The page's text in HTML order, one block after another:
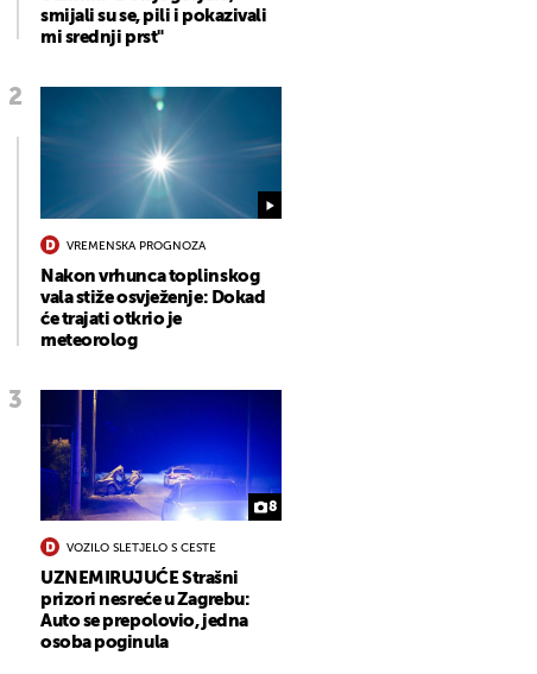
smijali su se, pili i pokazivali
mi srednji prst"
VREMENSKA PROGNOZA
Nakon vrhunca toplinskog
vala stiže osvježenje: Dokad
će trajati otkrio je
meteorolog
8
VOZILO SLETJELO S CESTE
UZNEMIRUJUĆE Strašni
prizori nesreće u Zagrebu:
Auto se prepolovio, jedna
osoba poginula